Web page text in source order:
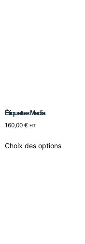
Étiquettes Media
160,00 € HT
Choix des options